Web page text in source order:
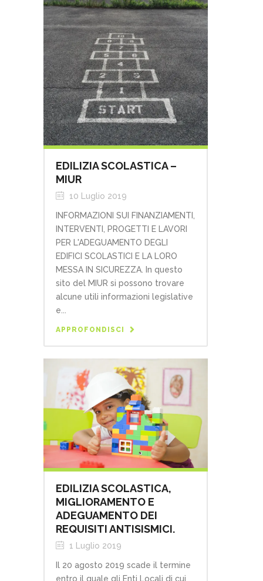
EDILIZIA SCOLASTICA –
MIUR
10 Luglio 2019
INFORMAZIONI SUI FINANZIAMENTI,
INTERVENTI, PROGETTI E LAVORI
PER L'ADEGUAMENTO DEGLI
EDIFICI SCOLASTICI E LA LORO
MESSA IN SICUREZZA. In questo
sito del MIUR si possono trovare
alcune utili informazioni legislative
e...
APPROFONDISCI
EDILIZIA SCOLASTICA,
MIGLIORAMENTO E
ADEGUAMENTO DEI
REQUISITI ANTISISMICI.
1 Luglio 2019
Il 20 agosto 2019 scade il termine
entro il quale gli Enti Locali di cui